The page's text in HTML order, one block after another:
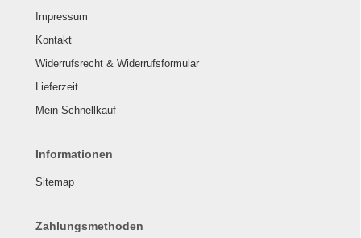
Impressum
Kontakt
Widerrufsrecht & Widerrufsformular
Lieferzeit
Mein Schnellkauf
Informationen
Sitemap
Zahlungsmethoden